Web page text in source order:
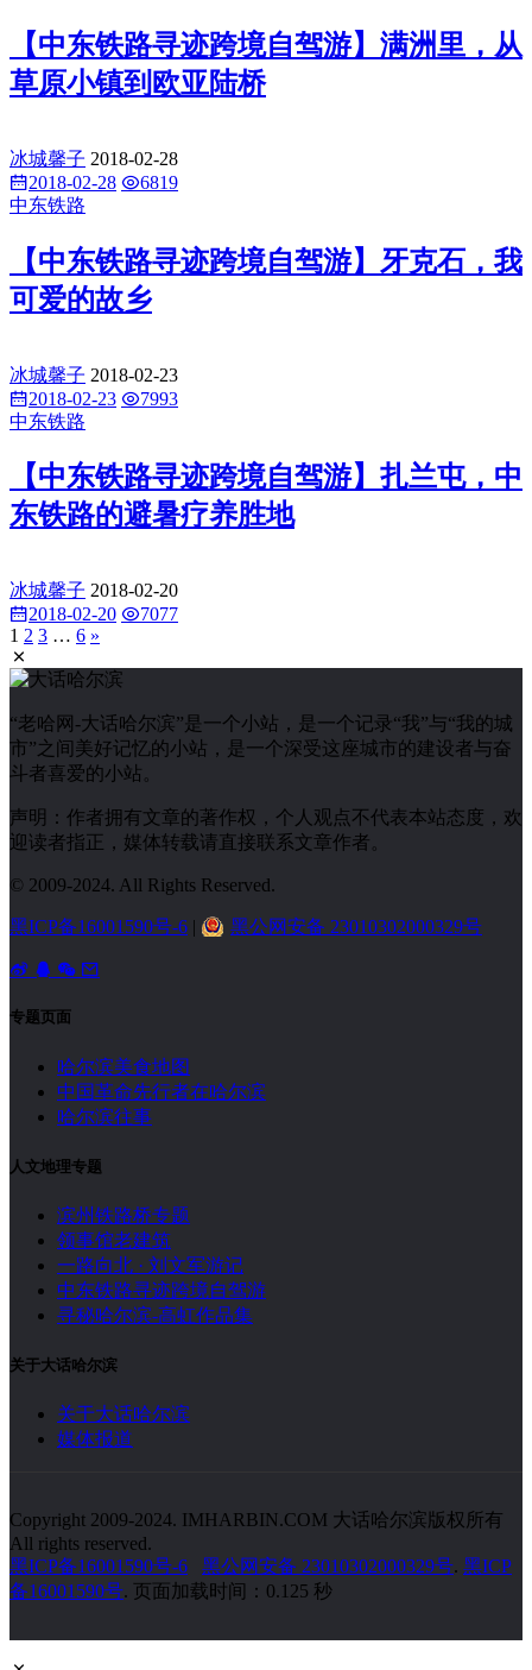
【中东铁路寻迹跨境自驾游】满洲里，从
草原小镇到欧亚陆桥
冰城馨子 2018-02-28
2018-02-28
6819
中东铁路
【中东铁路寻迹跨境自驾游】牙克石，我
可爱的故乡
冰城馨子 2018-02-23
2018-02-23
7993
中东铁路
【中东铁路寻迹跨境自驾游】扎兰屯，中
东铁路的避暑疗养胜地
冰城馨子 2018-02-20
2018-02-20
7077
1 2 3 … 6 »
“老哈网-大话哈尔滨”是一个小站，是一个记录“我”与“我的城
市”之间美好记忆的小站，是一个深受这座城市的建设者与奋
斗者喜爱的小站。
声明：作者拥有文章的著作权，个人观点不代表本站态度，欢
迎读者指正，媒体转载请直接联系文章作者。
© 2009-2024. All Rights Reserved.
黑ICP备16001590号-6 | 黑公网安备 23010302000329号
专题页面
哈尔滨美食地图
中国革命先行者在哈尔滨
哈尔滨往事
人文地理专题
滨州铁路桥专题
领事馆老建筑
一路向北 · 刘文军游记
中东铁路寻迹跨境自驾游
寻秘哈尔滨-高虹作品集
关于大话哈尔滨
关于大话哈尔滨
媒体报道
Copyright 2009-2024. IMHARBIN.COM 大话哈尔滨版权所有
All rights reserved.
黑ICP备16001590号-6
黑公网安备 23010302000329号. 黑ICP
备16001590号. 页面加载时间：0.125 秒